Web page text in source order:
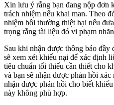
Xin lưu ý rằng bạn đang nộp đơn
trách nhiệm nếu khai man. Theo
nhiệm bồi thường thiệt hại nếu
trọng rằng tài liệu đó vi phạm
Sau khi nhận được thông báo đầy
sẽ xem xét khiếu nại để xác định
tiêu chuẩn tối thiểu cần thiết cho
và bạn sẽ nhận được phản hồi
nhận được phản hồi cho biết
này không phù hợp.